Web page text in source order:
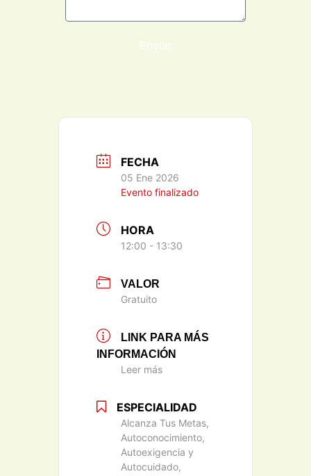
Enviar
FECHA
05 Ene 2026
Evento finalizado
HORA
12:00 - 13:30
VALOR
Gratuito
LINK PARA MÁS
INFORMACIÓN
Leer más
ESPECIALIDAD
Alcanza Tus Metas,
Autoconocimiento,
Autoexigencia y
Autocuidado,